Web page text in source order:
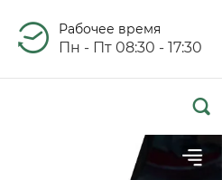
Рабочее время
Пн - Пт 08:30 - 17:30
